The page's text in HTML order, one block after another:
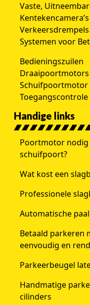
Vaste,
Verkeersdrempels
Systemen voor
Bedieningszuilen
Draaipoortmotors
Schuifpoortmotor
Toegangscontrole
Handige links
Poortmotor
schuifpoort?
Wat kost een
Professionele
Automatische
Betaald parkeren
eenvoudig en
Parkeerbeugel
Handmatige
cilinders